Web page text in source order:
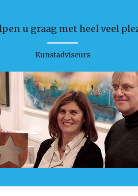
u graag met heel veel
Kunstadviseurs